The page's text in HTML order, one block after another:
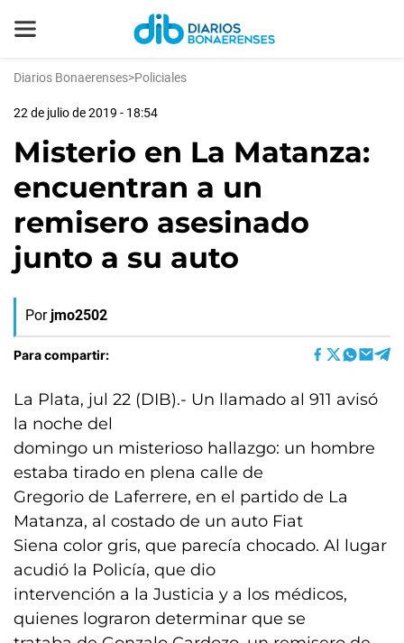
Diarios Bonaerenses>Policiales
22 de julio de 2019 - 18:54
Misterio en La Matanza:
encuentran a un
remisero asesinado
junto a su auto
Por jmo2502
Para compartir:
La Plata, jul 22 (DIB).- Un llamado al 911 avisó
la noche del
domingo un misterioso hallazgo: un hombre
estaba tirado en plena calle de
Gregorio de Laferrere, en el partido de La
Matanza, al costado de un auto Fiat
Siena color gris, que parecía chocado. Al lugar
acudió la Policía, que dio
intervención a la Justicia y a los médicos,
quienes lograron determinar que se